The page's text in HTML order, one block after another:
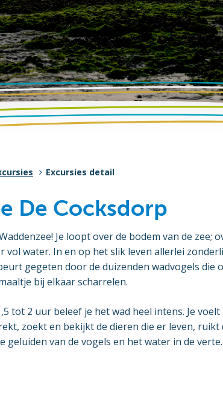
Excursies detail
De Cocksdorp
Je loopt over de bodem van de zee;
vol water. In en op het slik leven allerlei
gegeten door de duizenden wadvogels die
bij elkaar scharrelen.
tot 2 uur beleef je het wad heel intens. Je voelt
zoekt en bekijkt de dieren die er leven, ruikt
geluiden van de vogels en het water in de